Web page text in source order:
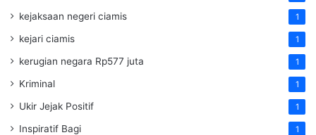
kejaksaan negeri ciamis 1
kejari ciamis 1
kerugian negara Rp577 juta 1
Kriminal 1
Ukir Jejak Positif 1
Inspiratif Bagi 1